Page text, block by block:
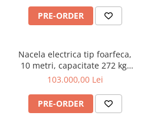
tractor, 2L1500H
PRE-ORDER
Nacela electrica tip foarfeca,
10 metri, capacitate 272 kg,
Magni ES1008AC+
103.000,00 Lei
PRE-ORDER